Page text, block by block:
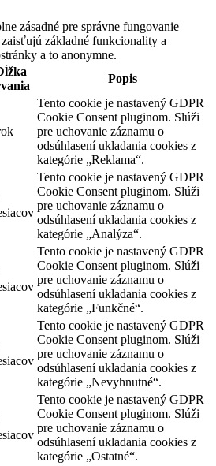
zásadné pre správne fungovanie
základné funkcionality a
a to anonymne.
Popis
Tento cookie je nastavený GDPR
Cookie Consent pluginom. Slúži
pre uchovanie záznamu o
odsúhlasení ukladania cookies z
kategórie „Reklama“.
Tento cookie je nastavený GDPR
Cookie Consent pluginom. Slúži
pre uchovanie záznamu o
odsúhlasení ukladania cookies z
kategórie „Analýza“.
Tento cookie je nastavený GDPR
Cookie Consent pluginom. Slúži
pre uchovanie záznamu o
odsúhlasení ukladania cookies z
kategórie „Funkčné“.
Tento cookie je nastavený GDPR
Cookie Consent pluginom. Slúži
pre uchovanie záznamu o
odsúhlasení ukladania cookies z
kategórie „Nevyhnutné“.
Tento cookie je nastavený GDPR
Cookie Consent pluginom. Slúži
pre uchovanie záznamu o
odsúhlasení ukladania cookies z
kategórie „Ostatné“.